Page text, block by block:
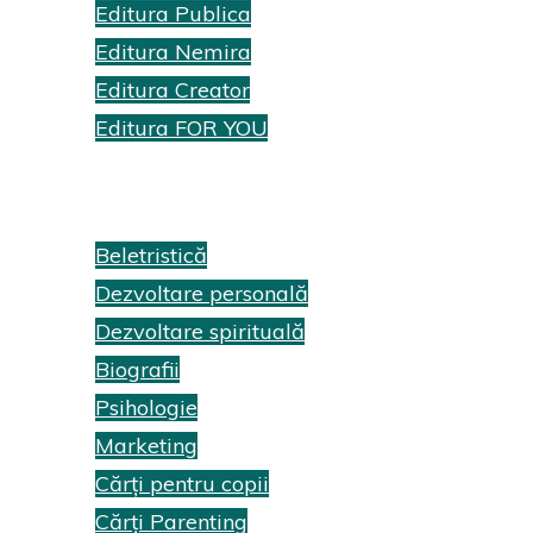
Editura Publica
Editura Nemira
Editura Creator
Editura FOR YOU
Beletristică
Dezvoltare personală
Dezvoltare spirituală
Biografii
Psihologie
Marketing
Cărți pentru copii
Cărți Parenting